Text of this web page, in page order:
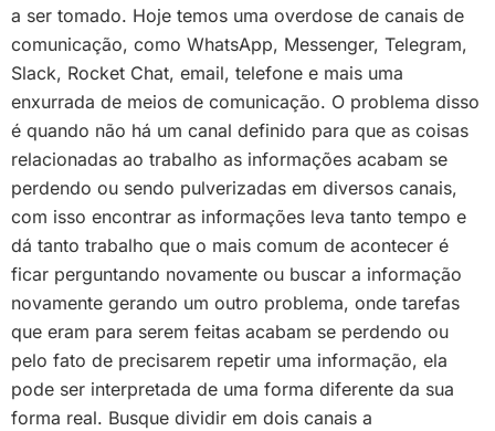
a ser tomado. Hoje temos uma overdose de canais de
comunicação, como WhatsApp, Messenger, Telegram,
Slack, Rocket Chat, email, telefone e mais uma
enxurrada de meios de comunicação. O problema disso
é quando não há um canal definido para que as coisas
relacionadas ao trabalho as informações acabam se
perdendo ou sendo pulverizadas em diversos canais,
com isso encontrar as informações leva tanto tempo e
dá tanto trabalho que o mais comum de acontecer é
ficar perguntando novamente ou buscar a informação
novamente gerando um outro problema, onde tarefas
que eram para serem feitas acabam se perdendo ou
pelo fato de precisarem repetir uma informação, ela
pode ser interpretada de uma forma diferente da sua
forma real. Busque dividir em dois canais a